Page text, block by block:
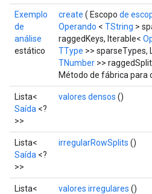
Exemplo
de
análise
estático
create ( Escopo de
Operando < TString >
raggedKeys, Iterable<
TType >> sparseTypes,
TNumber >>
Método de fábrica para
Lista<
Saída <?
>>
valores densos ()
Lista<
Saída <?
>>
irregularRowSplits ()
Lista<
valores irregulares ()